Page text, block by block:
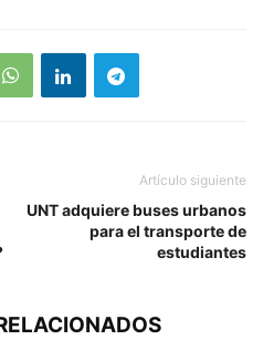
Artículo siguiente
UNT adquiere buses urbanos
para el transporte de
estudiantes